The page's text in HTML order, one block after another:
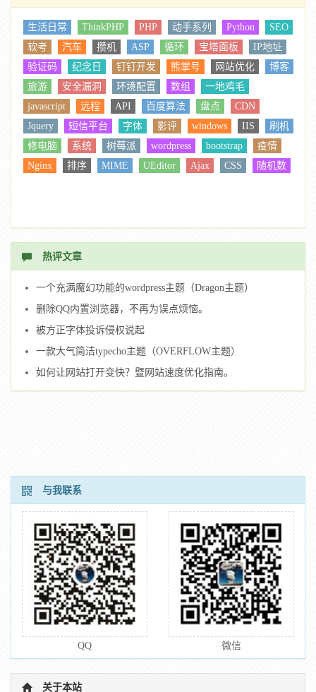
生活日常 ThinkPHP PHP 动手系列 Python
SEO
软考
汽车 攒机 ASP 循环 宝塔面板
IP地址
验证码
纪念日 钉钉开发 熊掌号 网站优化
博客
旅游
安全漏洞 环境配置 数组
一地鸡毛
javascript
远程 API 百度算法 盘点
CDN
Jquery
短信平台 字体 影评 windows IIS
刷机
修电脑
系统 树莓派 wordpress bootstrap
疫情
Nginx
排序 MIME UEditor Ajax CSS 随机数
热评文章
一个充满魔幻功能的wordpress主题（Dragon主题）
删除QQ内置浏览器，不再为误点烦恼。
被方正字体投诉侵权说起
一款大气简洁typecho主题（OVERFLOW主题）
如何让网站打开变快？暨网站速度优化指南。
与我联系
QQ 微信
关于本站